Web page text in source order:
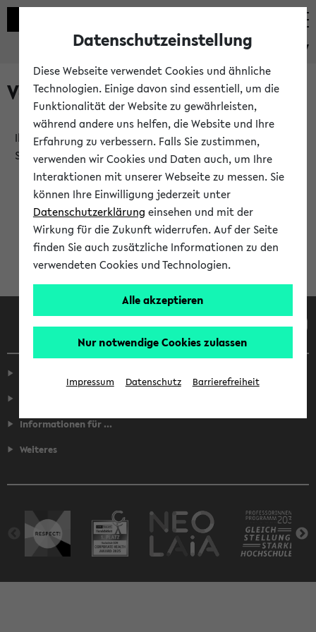
eKVV
Verlauf
Ihr Verlauf ist leer. Er wird sich im Verlauf Ihrer eKVV
Sitzung füllen.
Informationen für ...
Weiteres
Datenschutzeinstellung
Diese Webseite verwendet Cookies und ähnliche
Technologien. Einige davon sind essentiell, um die
Funktionalität der Website zu gewährleisten,
während andere uns helfen, die Website und Ihre
Erfahrung zu verbessern. Falls Sie zustimmen,
verwenden wir Cookies und Daten auch, um Ihre
Interaktionen mit unserer Webseite zu messen. Sie
können Ihre Einwilligung jederzeit unter
Datenschutzerklärung einsehen und mit der
Wirkung für die Zukunft widerrufen. Auf der Seite
finden Sie auch zusätzliche Informationen zu den
verwendeten Cookies und Technologien.
Alle akzeptieren
Nur notwendige Cookies zulassen
Impressum Datenschutz Barrierefreiheit